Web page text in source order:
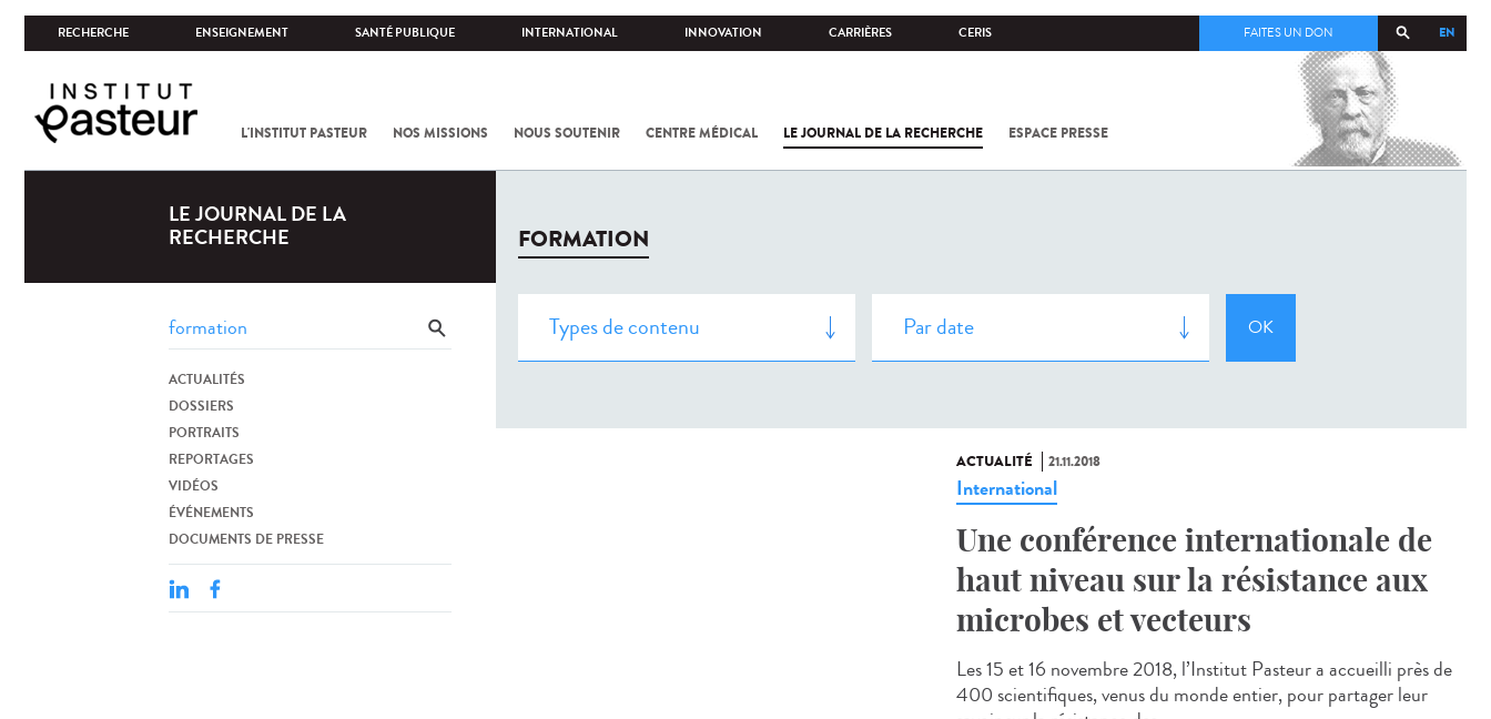
RECHERCHE ENSEIGNEMENT SANTÉ PUBLIQUE INTERNATIONAL INNOVATION CARRIÈRES CERIS EN
FAITES UN DON
L'INSTITUT PASTEUR NOS MISSIONS NOUS SOUTENIR CENTRE MÉDICAL LE JOURNAL DE LA RECHERCHE ESPACE PRESSE
COV-2 /
LE JOURNAL DE LA
RECHERCHE
ACTUALITÉS
DOSSIERS
PORTRAITS
REPORTAGES
VIDÉOS
ÉVÉNEMENTS
DOCUMENTS DE PRESSE
FORMATION
ACTUALITÉ 21.11.2018
International
Une conférence internationale de
haut niveau sur la résistance aux
microbes et vecteurs
Les 15 et 16 novembre 2018, l’Institut Pasteur a accueilli près de
400 scientifiques, venus du monde entier, pour partager leur